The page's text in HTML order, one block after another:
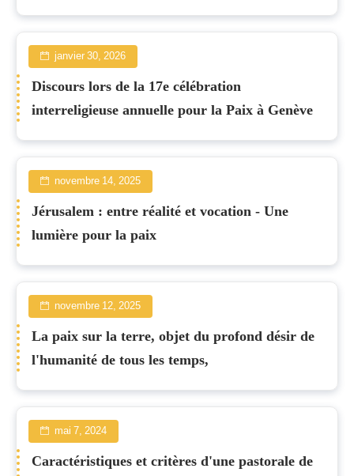
janvier 30, 2026
Discours lors de la 17e célébration
interreligieuse annuelle pour la Paix à Genève
novembre 14, 2025
Jérusalem : entre réalité et vocation - Une
lumière pour la paix
novembre 12, 2025
La paix sur la terre, objet du profond désir de
l'humanité de tous les temps,
mai 7, 2024
Caractéristiques et critères d'une pastorale de